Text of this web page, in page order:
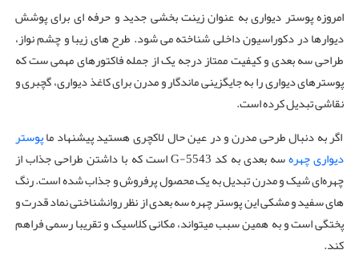
امروزه پوستر دیواری به عنوان زینت بخشی جدید و حرفه ای برای پوشش
دیوارها در دکوراسیون داخلی شناخته می شود. طرح های زیبا و چشم نواز،
طراحی سه بعدی و کیفیت ممتاز درجه یک از جمله فاکتورهای مهمی ست که
پوسترهای دیواری را به جایگزینی ماندگار و مدرن برای کاغذ دیواری، گچبری و
نقاشی تبدیل کرده است.
اگر به دنبال طرحی مدرن و در عین حال لاکچری هستید پیشنهاد ماپوستر
دیواری چهره
سه بعدی به کد G-5543 است که با داشتن طراحی جذاب از
چهره‌ای شیک و مدرن تبدیل به یک محصول پرفروش و جذاب شده است. رنگ
های سفید و مشکی این پوستر چهره سه بعدی از نظر روانشناختی نماد قدرت و
پختگی است و به همین سبب میتواند، مکانی کلاسیک و تقریبا رسمی فراهم
کند.